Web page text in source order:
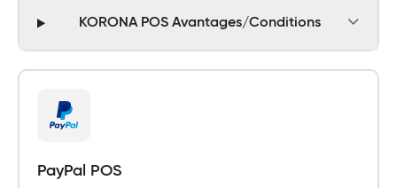
KORONA POS Avantages/Conditions
PayPal POS